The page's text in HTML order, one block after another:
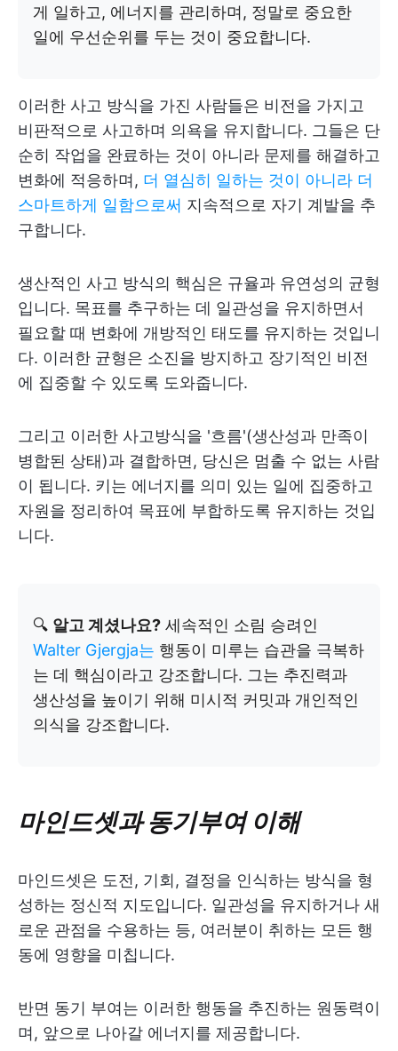
게 일하고, 에너지를 관리하며, 정말로 중요한
일에 우선순위를 두는 것이 중요합니다.
이러한 사고 방식을 가진 사람들은 비전을 가지고
비판적으로 사고하며 의욕을 유지합니다. 그들은 단
순히 작업을 완료하는 것이 아니라 문제를 해결하고
변화에 적응하며, 더 열심히 일하는 것이 아니라 더
스마트하게 일함으로써 지속적으로 자기 계발을 추
구합니다.
생산적인 사고 방식의 핵심은 규율과 유연성의 균형
입니다. 목표를 추구하는 데 일관성을 유지하면서
필요할 때 변화에 개방적인 태도를 유지하는 것입니
다. 이러한 균형은 소진을 방지하고 장기적인 비전
에 집중할 수 있도록 도와줍니다.
그리고 이러한 사고방식을 '흐름'(생산성과 만족이
병합된 상태)과 결합하면, 당신은 멈출 수 없는 사람
이 됩니다. 키는 에너지를 의미 있는 일에 집중하고
자원을 정리하여 목표에 부합하도록 유지하는 것입
니다.
🔍 알고 계셨나요? 세속적인 소림 승려인
Walter Gjergja는 행동이 미루는 습관을 극복하
는 데 핵심이라고 강조합니다. 그는 추진력과
생산성을 높이기 위해 미시적 커밋과 개인적인
의식을 강조합니다.
마인드셋과 동기부여 이해
마인드셋은 도전, 기회, 결정을 인식하는 방식을 형
성하는 정신적 지도입니다. 일관성을 유지하거나 새
로운 관점을 수용하는 등, 여러분이 취하는 모든 행
동에 영향을 미칩니다.
반면 동기 부여는 이러한 행동을 추진하는 원동력이
며, 앞으로 나아갈 에너지를 제공합니다.